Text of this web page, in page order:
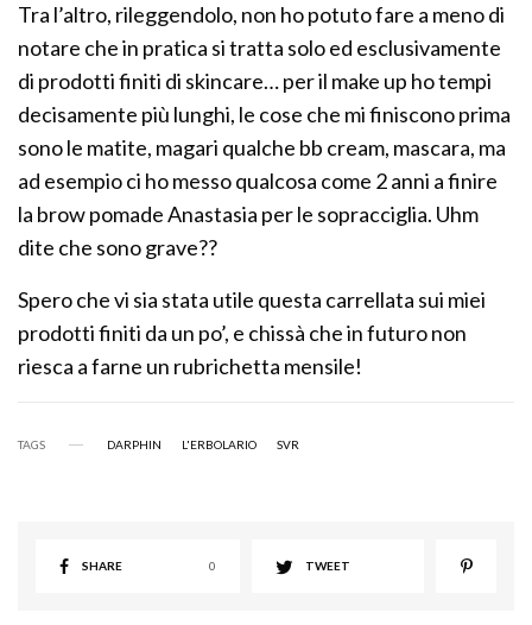
Tra l’altro, rileggendolo, non ho potuto fare a meno di
notare che in pratica si tratta solo ed esclusivamente
di prodotti finiti di skincare… per il make up ho tempi
decisamente più lunghi, le cose che mi finiscono prima
sono le matite, magari qualche bb cream, mascara, ma
ad esempio ci ho messo qualcosa come 2 anni a finire
la brow pomade Anastasia per le sopracciglia. Uhm
dite che sono grave??
Spero che vi sia stata utile questa carrellata sui miei
prodotti finiti da un po’, e chissà che in futuro non
riesca a farne un rubrichetta mensile!
TAGS DARPHIN L'ERBOLARIO SVR
SHARE 0 TWEET